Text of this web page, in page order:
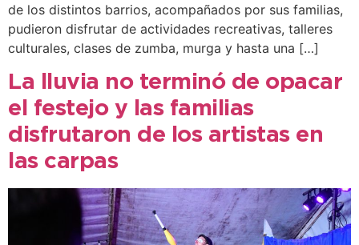
de los distintos barrios, acompañados por sus familias,
pudieron disfrutar de actividades recreativas, talleres
culturales, clases de zumba, murga y hasta una […]
La lluvia no terminó de opacar
el festejo y las familias
disfrutaron de los artistas en
las carpas